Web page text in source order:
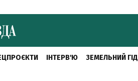
ІНТЕРВ'Ю ЗЕМЕЛЬНИЙ ГІД